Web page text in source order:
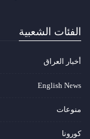
الفئات الشعبية
أخبار العراق
English News
منوعات
كورونا